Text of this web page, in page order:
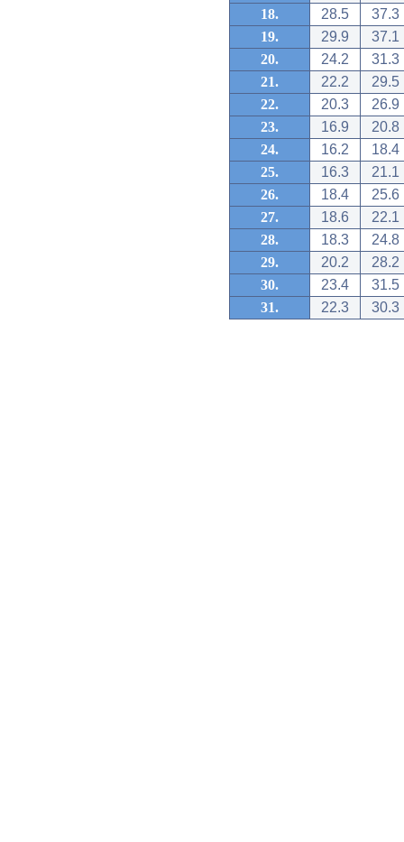
18.
28.5
37.3
19.
29.9
37.1
20.
24.2
31.3
21.
22.2
29.5
22.
20.3
26.9
23.
16.9
20.8
24.
16.2
18.4
25.
16.3
21.1
26.
18.4
25.6
27.
18.6
22.1
28.
18.3
24.8
29.
20.2
28.2
30.
23.4
31.5
31.
22.3 30.3